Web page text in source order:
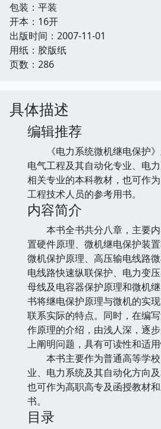
包装：平装
开本：16开
出版时间：2007-11-01
用纸：胶版纸
页数：286
具体描述
编辑推荐
《电力系统微机继电保护》
电气工程及其自动化专业、电
相关专业的本科教材，也可作
工程技术人员的参考用书。
内容简介
本书全书共分八章，主要内
置硬件原理、微机继电保护装
微机保护原理、高压输电线路
电线路快速纵联保护、电力变
母线及电容器保护原理和微机
书将继电保护原理与微机的实
联系实际的特点。同时，在编
作原理的介绍，由浅人深，逐
上阐明问题，具有可读性和适用
本书主要作为普通高等学校
业、电力系统及其自动化方向
也可作为高职高专及函授教材
书。
目录